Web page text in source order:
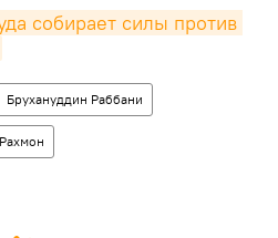
собирает силы против
Брухануддин Раббани